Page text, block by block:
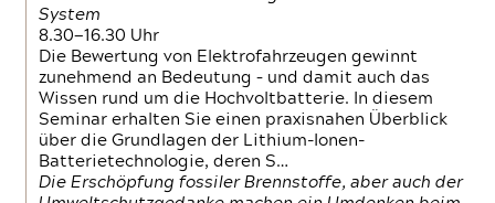
System
8.30—16.30 Uhr
Die Bewertung von Elektrofahrzeugen gewinnt
zunehmend an Bedeutung – und damit auch das
Wissen rund um die Hochvoltbatterie. In diesem
Seminar erhalten Sie einen praxisnahen Überblick
über die Grundlagen der Lithium-Ionen-
Batterietechnologie, deren S…
Die Erschöpfung fossiler Brennstoffe, aber auch der